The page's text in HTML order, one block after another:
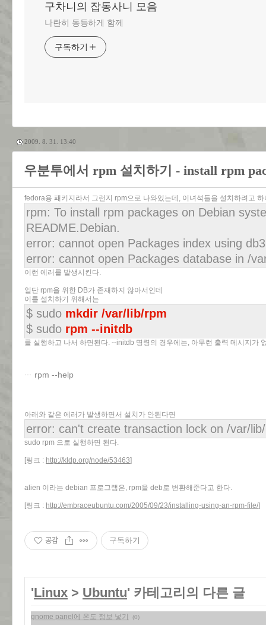
구차니의 잡동사니 모음
나란히 동등하게 함께
구독하기
2009. 8. 31. 13:40
우분투에서 rpm 설치하기 - install rpm
fedora용 패키지라서 그런지 rpm으로 나와있는데, 이녀석들을 설치하려고 하
rpm: To install rpm packages on Debian
README.Debian.
error: cannot open Packages index using
error: cannot open Packages database in /
이런 에러를 발생시킨다.
일단 rpm을 위한 DB가 존재하지 않아서인데
이를 설치하기 위해서는
$ sudo mkdir /var/lib/rpm
$ sudo rpm --initdb
를 실행하고 나서 하면된다. --initdb 명령의 경우에는, 아무런 출력 메시지가
rpm --help
아래와 같은 에러가 발생하면서 설치가 안된다면
error: can't create transaction lock on /var/
sudo rpm 으로 실행하면 된다.
[링크 : http://kldp.org/node/53463]
alien 이라는 debian 프로그램은, rpm을 deb로 변환해준다고 한다.
[링크 : http://embraceubuntu.com/2005/09/23/installing-using-an-rpm-file/]
공감 구독하기
'Linux > Ubuntu' 카테고리의 다른 글
gnome panel에 온도 정보 넣기 (0)